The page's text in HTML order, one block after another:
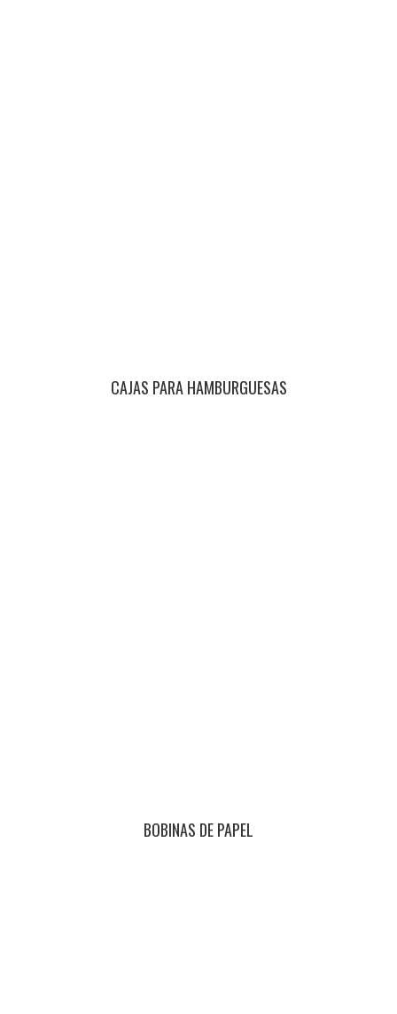
CAJAS PARA HAMBURGUESAS
BOBINAS DE PAPEL